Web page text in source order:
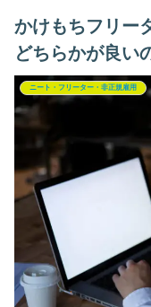
かけもちフリー
どちらかが良い
ニート・フリーター・非正規雇用